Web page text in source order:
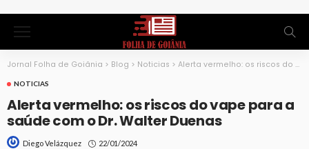
Jornal Folha de Goiânia > Blog > Noticias > Alerta vermelho: os riscos do vape para a saúde com o Dr. Walter Duenas
NOTICIAS
Alerta vermelho: os riscos do vape para a
saúde com o Dr. Walter Duenas
Diego Velázquez 22/01/2024